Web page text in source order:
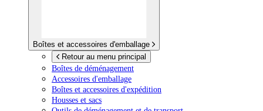
Boîtes et accessoires d'emballage
Retour au menu principal
Boîtes de déménagement
Accessoires d'emballage
Boîtes et accessoires d'expédition
Housses et sacs